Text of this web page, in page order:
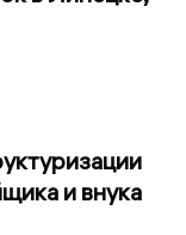
и внука